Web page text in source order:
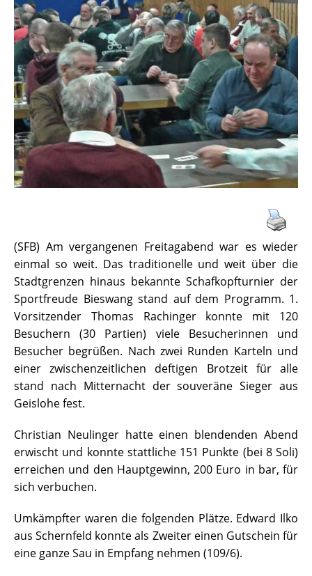
(SFB) Am vergangenen Freitagabend war es wieder
einmal so weit. Das traditionelle und weit über die
Stadtgrenzen hinaus bekannte Schafkopfturnier der
Sportfreude Bieswang stand auf dem Programm. 1.
Vorsitzender Thomas Rachinger konnte mit 120
Besuchern (30 Partien) viele Besucherinnen und
Besucher begrüßen. Nach zwei Runden Karteln und
einer zwischenzeitlichen deftigen Brotzeit für alle
stand nach Mitternacht der souveräne Sieger aus
Geislohe fest.
Christian Neulinger hatte einen blendenden Abend
erwischt und konnte stattliche 151 Punkte (bei 8 Soli)
erreichen und den Hauptgewinn, 200 Euro in bar, für
sich verbuchen.
Umkämpfter waren die folgenden Plätze. Edward Ilko
aus Schernfeld konnte als Zweiter einen Gutschein für
eine ganze Sau in Empfang nehmen (109/6).